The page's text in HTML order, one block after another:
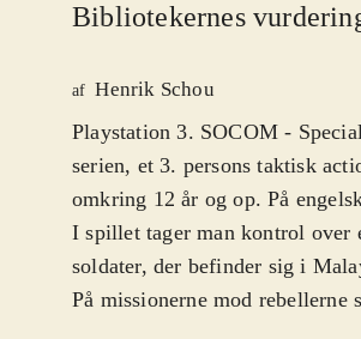
Bibliotekernes
af Henrik Schou
Playstation 3. SOCOM -
serien, et 3. persons taktisk
omkring 12 år og op. På
I spillet tager man kontrol over
soldater, der befinder sig i
På missionerne mod rebellerne